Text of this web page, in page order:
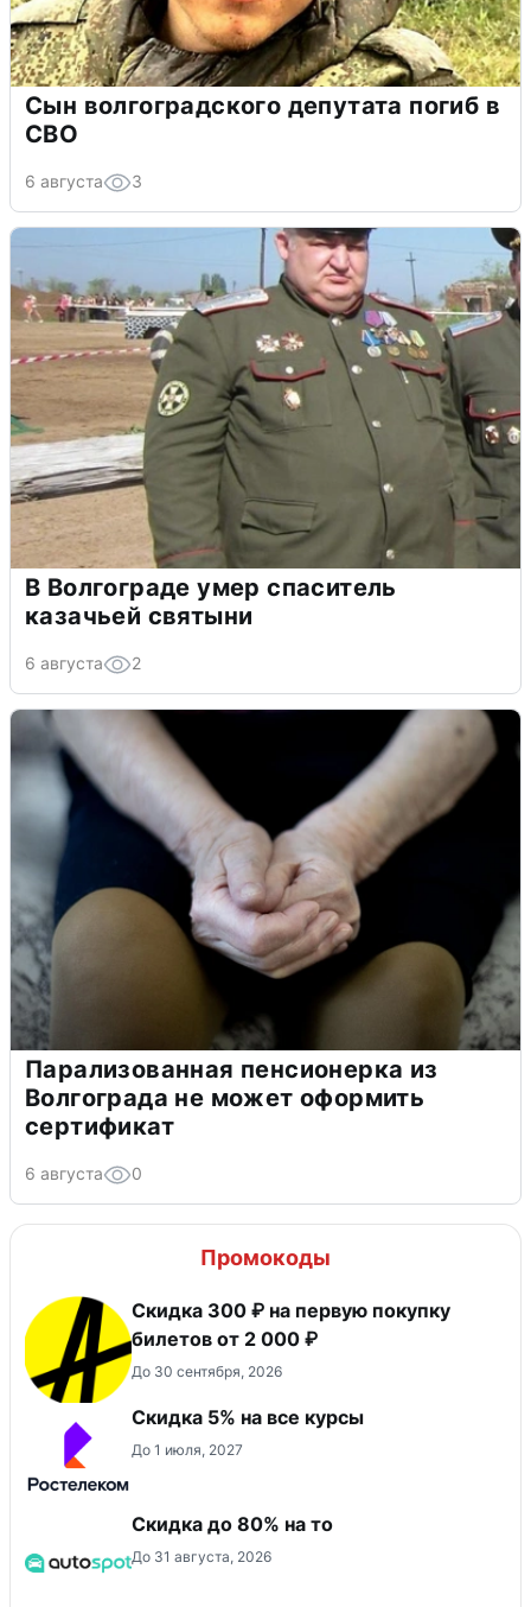
Сын волгоградского депутата погиб в
СВО
6 августа 3
В Волгограде умер спаситель
казачьей святыни
6 августа 2
Парализованная пенсионерка из
Волгограда не может оформить
сертификат
6 августа 0
Промокоды
Скидка 300 ₽ на первую покупку
билетов от 2 000 ₽
До 30 сентября, 2026
Скидка 5% на все курсы
До 1 июля, 2027
Скидка до 80% на то
До 31 августа, 2026